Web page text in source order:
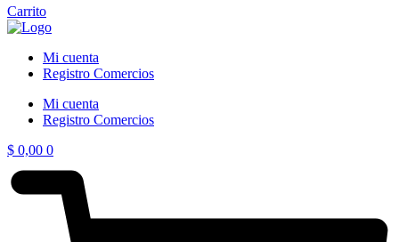
Carrito
Mi cuenta
Registro Comercios
Mi cuenta
Registro Comercios
$ 0,00 0